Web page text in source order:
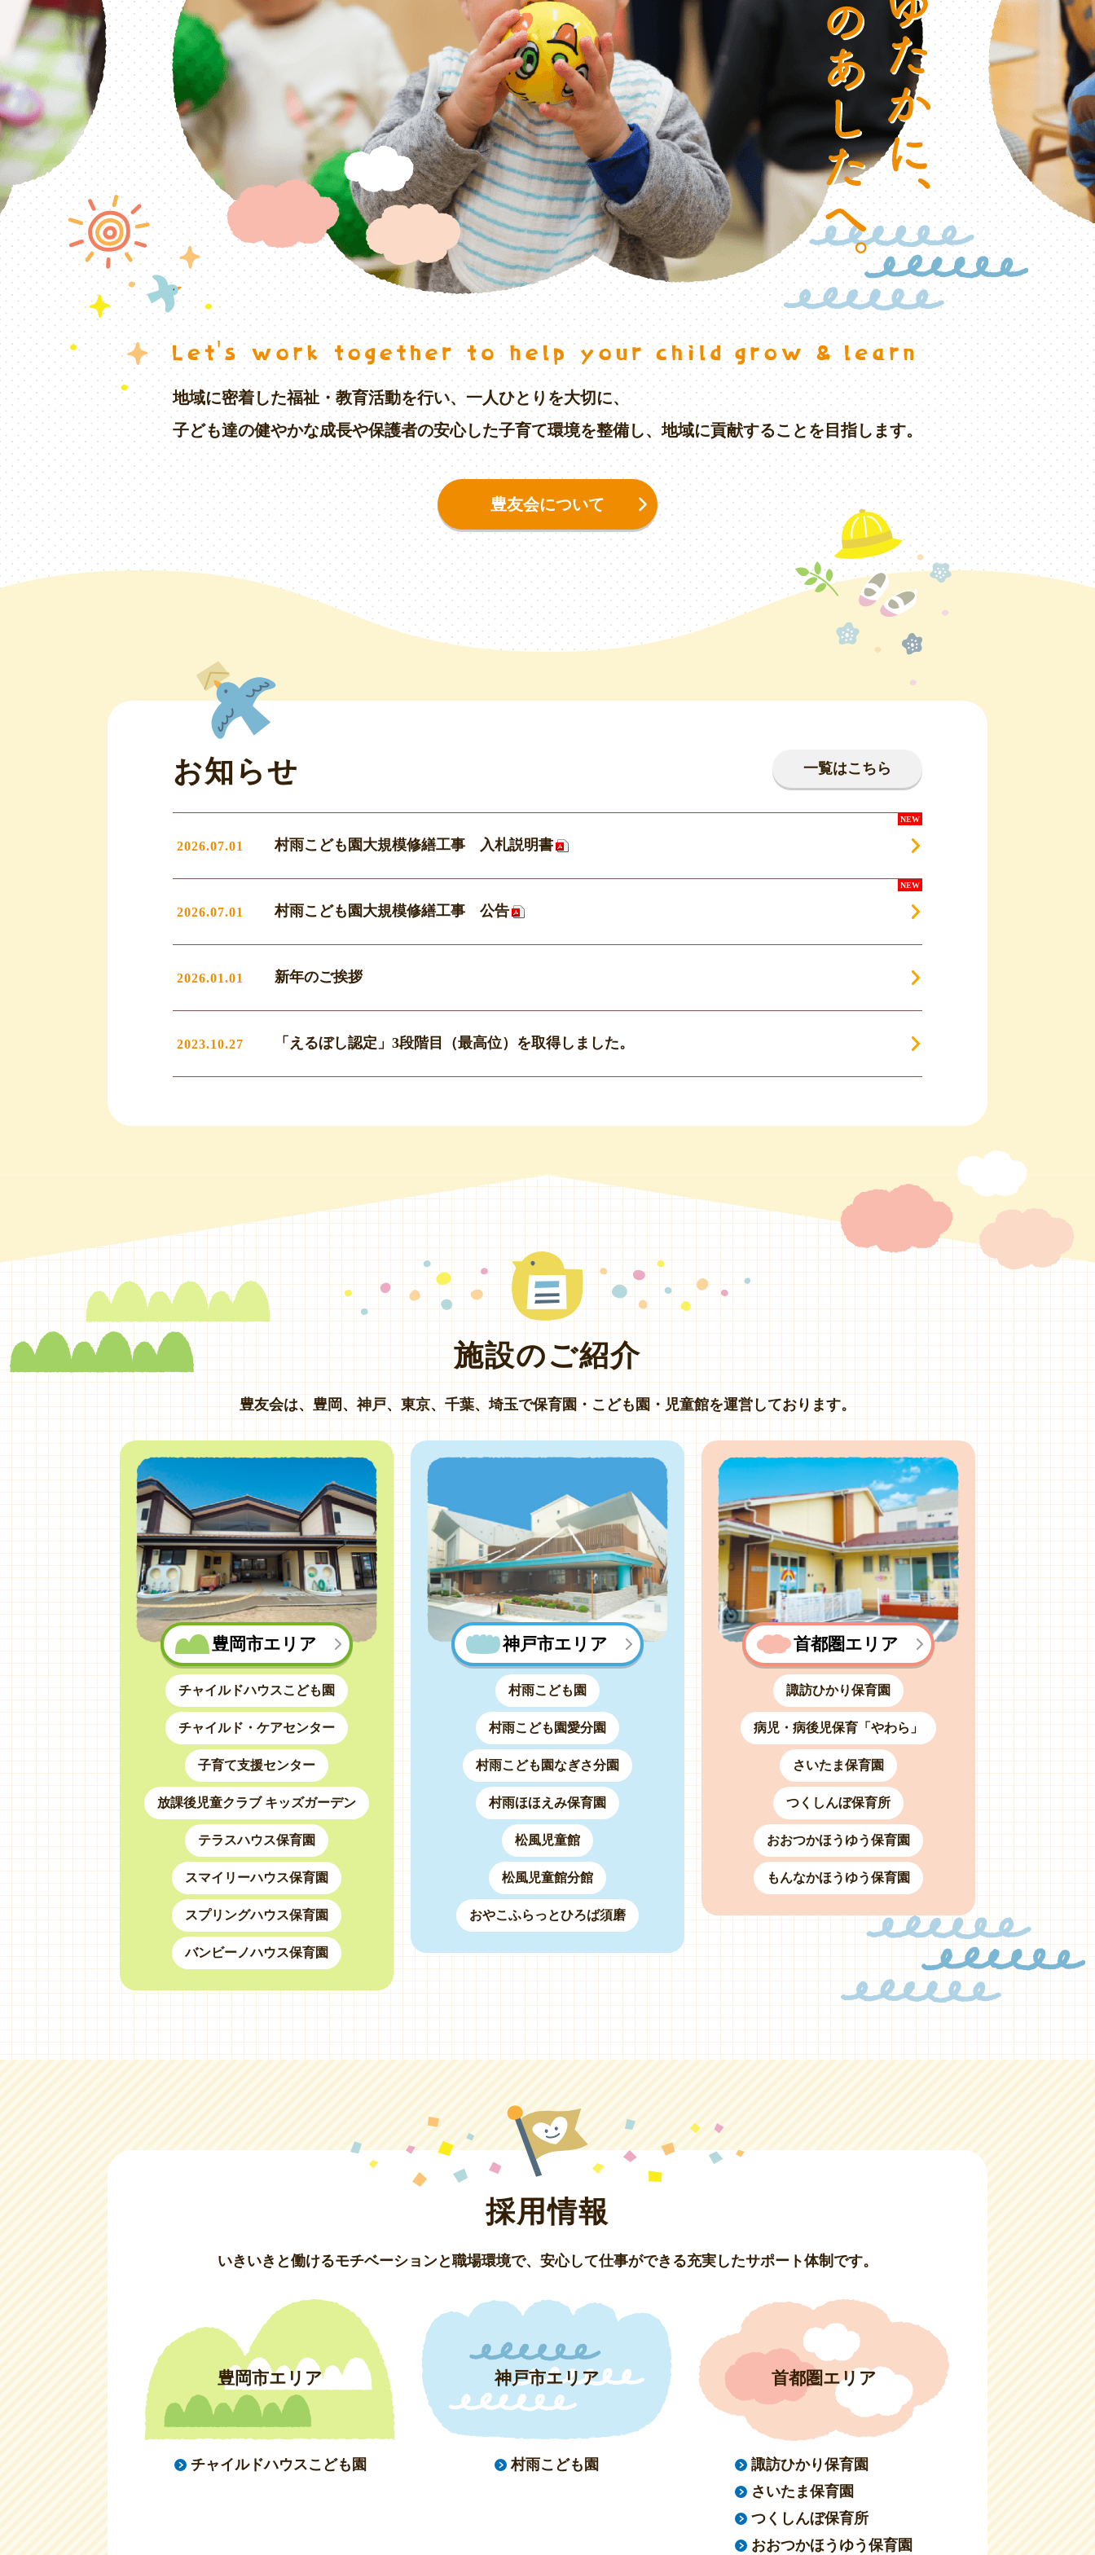
地域に密着した福祉・教育活動を行い、一人ひとりを大切に、
子ども達の健やかな成長や保護者の安心した子育て環境を整備し、地域に貢献することを目指します。
豊友会について
お知らせ 一覧はこちら
2026.07.01 村雨こども園大規模修繕工事 入札説明書
2026.07.01 村雨こども園大規模修繕工事 公告
2026.01.01 新年のご挨拶
2023.10.27 「えるぼし認定」3段階目（最高位）を取得しました。
施設のご紹介
豊友会は、豊岡、神戸、東京、千葉、埼玉で保育園・こども園・児童館を運営しております。
豊岡市エリア
チャイルドハウスこども園
チャイルド・ケアセンター
子育て支援センター
放課後児童クラブ キッズガーデン
テラスハウス保育園
スマイリーハウス保育園
スプリングハウス保育園
バンビーノハウス保育園
神戸市エリア
村雨こども園
村雨こども園愛分園
村雨こども園なぎさ分園
村雨ほほえみ保育園
松風児童館
松風児童館分館
おやこふらっとひろば須磨
首都圏エリア
諏訪ひかり保育園
病児・病後児保育「やわら」
さいたま保育園
つくしんぼ保育所
おおつかほうゆう保育園
もんなかほうゆう保育園
採用情報
いきいきと働けるモチベーションと職場環境で、 安心して仕事ができる充実したサポート体制です。
豊岡市エリア
チャイルドハウスこども園
神戸市エリア
村雨こども園
首都圏エリア
諏訪ひかり保育園
さいたま保育園
つくしんぼ保育所
おおつかほうゆう保育園